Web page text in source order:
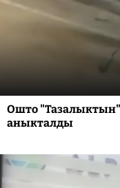
Ошто "Тазалыктын"
аныкталды